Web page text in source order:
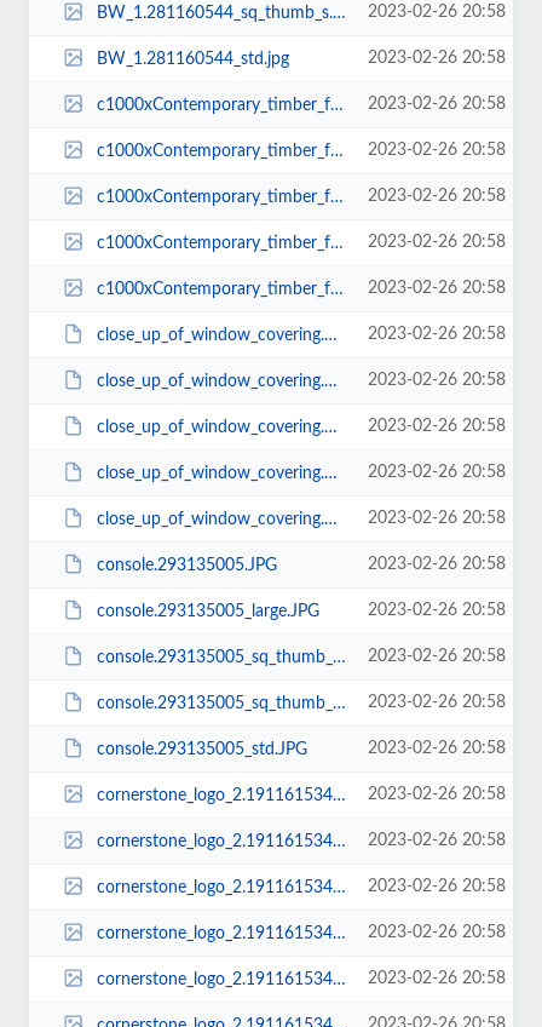
BW_1.281160544_sq_thumb_s.jpg 2023-02-26 20:58
BW_1.281160544_std.jpg 2023-02-26 20:58
c1000xContemporary_timber_front_door_Kloeber_Funkyfront.10111515.jpg 2023-02-26 20:58
c1000xContemporary_timber_front_door_Kloeber_Funkyfront.10111515_large.jpg 2023-02-26 20:58
c1000xContemporary_timber_front_door_Kloeber_Funkyfront.10111515_sq_thumb_m.jpg 2023-02-26 20:58
c1000xContemporary_timber_front_door_Kloeber_Funkyfront.10111515_sq_thumb_s.jpg 2023-02-26 20:58
c1000xContemporary_timber_front_door_Kloeber_Funkyfront.10111515_std.jpg 2023-02-26 20:58
close_up_of_window_covering.194131045.JPG 2023-02-26 20:58
close_up_of_window_covering.194131045_large.JPG 2023-02-26 20:58
close_up_of_window_covering.194131045_sq_thumb_m.JPG 2023-02-26 20:58
close_up_of_window_covering.194131045_sq_thumb_s.JPG 2023-02-26 20:58
close_up_of_window_covering.194131045_std.JPG 2023-02-26 20:58
console.293135005.JPG 2023-02-26 20:58
console.293135005_large.JPG 2023-02-26 20:58
console.293135005_sq_thumb_m.JPG 2023-02-26 20:58
console.293135005_sq_thumb_s.JPG 2023-02-26 20:58
console.293135005_std.JPG 2023-02-26 20:58
cornerstone_logo_2.191161534.png 2023-02-26 20:58
cornerstone_logo_2.191161534_large.png 2023-02-26 20:58
cornerstone_logo_2.191161534_logo.png 2023-02-26 20:58
cornerstone_logo_2.191161534_sq_thumb_m.png 2023-02-26 20:58
cornerstone_logo_2.191161534_sq_thumb_s.png 2023-02-26 20:58